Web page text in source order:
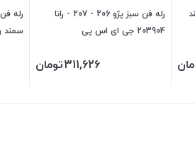
رله فن سبز پژو 206 - 207 - رانا
203904 جی ای اس پی
311,626تومان